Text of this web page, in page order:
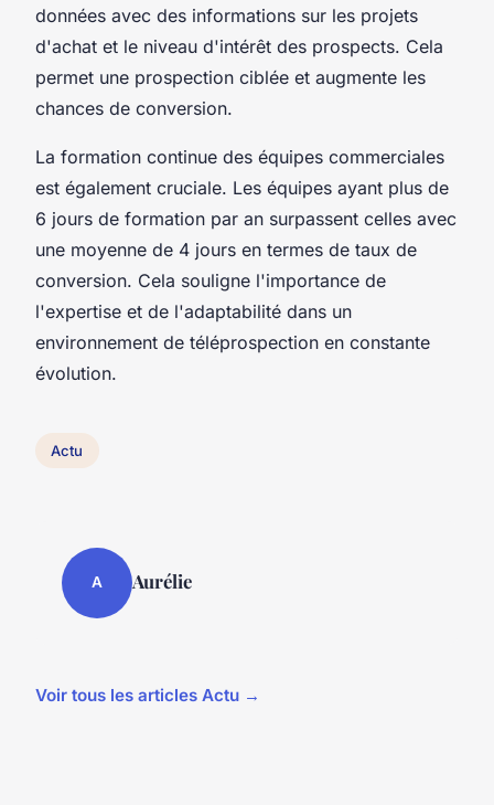
données avec des informations sur les projets
d'achat et le niveau d'intérêt des prospects. Cela
permet une prospection ciblée et augmente les
chances de conversion.
La formation continue des équipes commerciales
est également cruciale. Les équipes ayant plus de
6 jours de formation par an surpassent celles avec
une moyenne de 4 jours en termes de taux de
conversion. Cela souligne l'importance de
l'expertise et de l'adaptabilité dans un
environnement de téléprospection en constante
évolution.
Actu
A Aurélie
Voir tous les articles Actu →